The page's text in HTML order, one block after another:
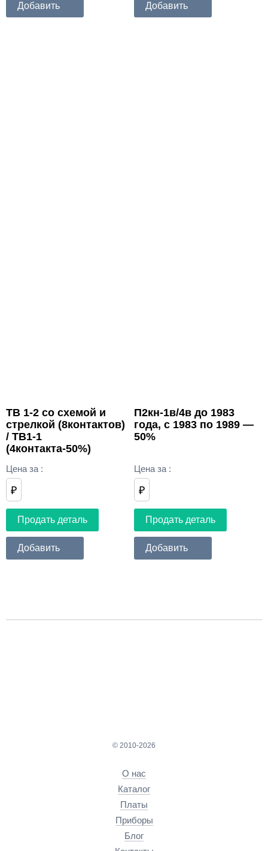
Добавить Добавить
ТВ 1-2 со схемой и
стрелкой (8контактов)
/ ТВ1-1
(4контакта-50%)
Цена за :
₽
Продать деталь
Добавить
П2кн-1в/4в до 1983
года, с 1983 по 1989 —
50%
Цена за :
₽
Продать деталь
Добавить
© 2010-2026
О нас
Каталог
Платы
Приборы
Блог